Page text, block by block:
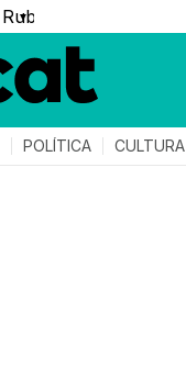
▼
POLÍTICA CULTURA